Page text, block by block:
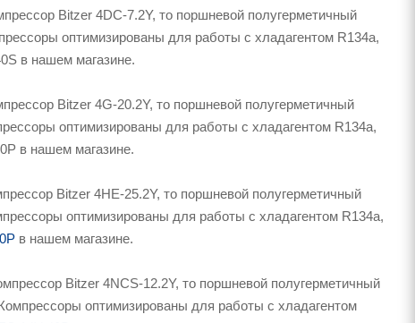
Bitzer 4DC-7.2Y, то поршневой полугерметичный
оптимизированы для работы с хладагентом R134a,
в нашем магазине.
Bitzer 4G-20.2Y, то поршневой полугерметичный
оптимизированы для работы с хладагентом R134a,
в нашем магазине.
Bitzer 4HE-25.2Y, то поршневой полугерметичный
оптимизированы для работы с хладагентом R134a,
в нашем магазине.
Bitzer 4NCS-12.2Y, то поршневой полугерметичный
оптимизированы для работы с хладагентом